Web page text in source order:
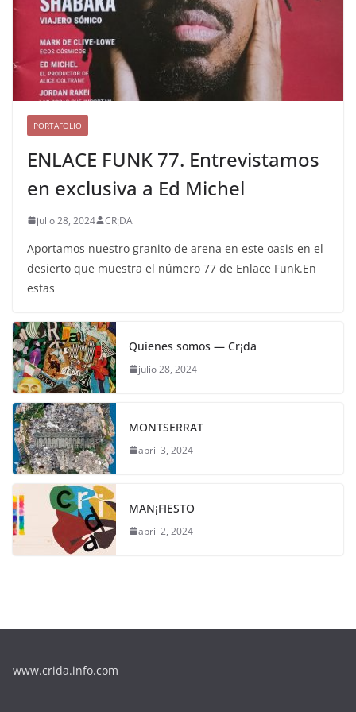
PORTAFOLIO
ENLACE FUNK 77. Entrevistamos
en exclusiva a Ed Michel
julio 28, 2024 CR¡DA
Aportamos nuestro granito de arena en este oasis en el
desierto que muestra el número 77 de Enlace Funk.En
estas
Quienes somos — Cr¡da
julio 28, 2024
MONTSERRAT
abril 3, 2024
MAN¡FIESTO
abril 2, 2024
www.crida.info.com